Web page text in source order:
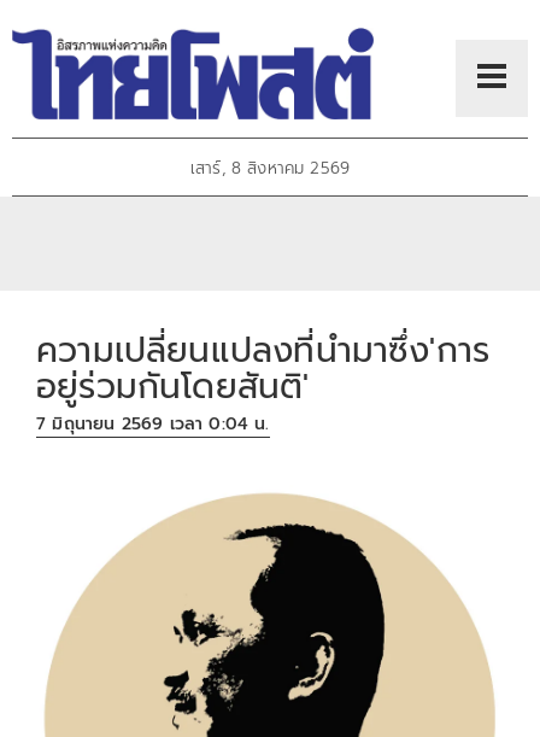
เสาร์, 8 สิงหาคม 2569
ความเปลี่ยนแปลงที่นำมาซึ่ง'การ
อยู่ร่วมกันโดยสันติ'
7 มิถุนายน 2569 เวลา 0:04 น.